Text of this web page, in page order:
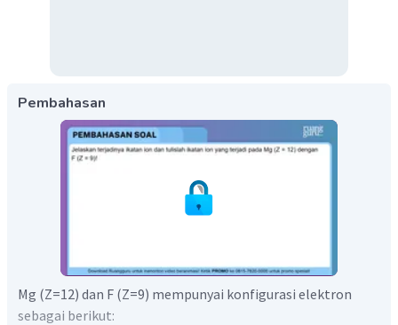
Pembahasan
Mg (Z=12) dan F (Z=9) mempunyai konfigurasi elektron
sebagai berikut: